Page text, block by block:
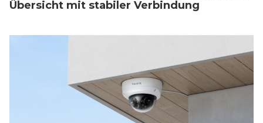
Übersicht mit stabiler Verbindung